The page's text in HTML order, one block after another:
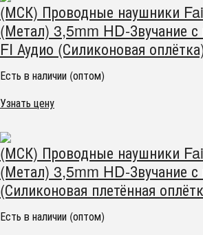
(МСК) Проводные наушники
(Метал) 3,5mm HD-Звучание
FI Аудио (Силиконовая
Есть в наличии (оптом)
Узнать цену
(МСК) Проводные наушники
(Метал) 3,5mm HD-Звучание
(Силиконовая плетённая
Есть в наличии (оптом)